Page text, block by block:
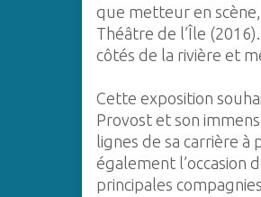
que metteur en
Théâtre de l’Île
côtés de la rivière et
Cette exposition
Provost et son
lignes de sa carrière à
également l’occasion
principales